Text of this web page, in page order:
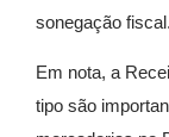
sonegação fiscal.
Em nota, a
tipo são